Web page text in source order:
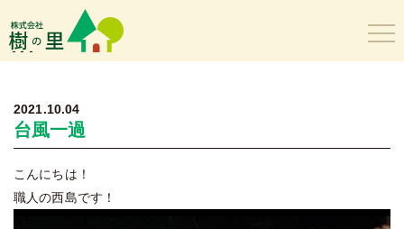
樹の里
2021.10.04
台風一過
こんにちは！
職人の西島です！